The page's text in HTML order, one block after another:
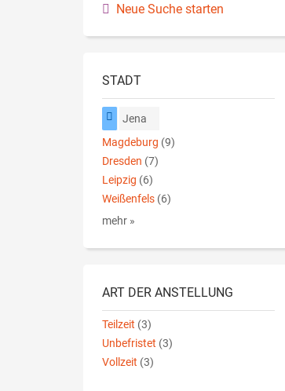
Neue Suche starten
STADT
Jena
Magdeburg (9)
Dresden (7)
Leipzig (6)
Weißenfels (6)
mehr »
ART DER ANSTELLUNG
Teilzeit (3)
Unbefristet (3)
Vollzeit (3)